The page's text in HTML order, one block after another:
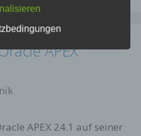
APEX
APEX 24.1 auf seiner